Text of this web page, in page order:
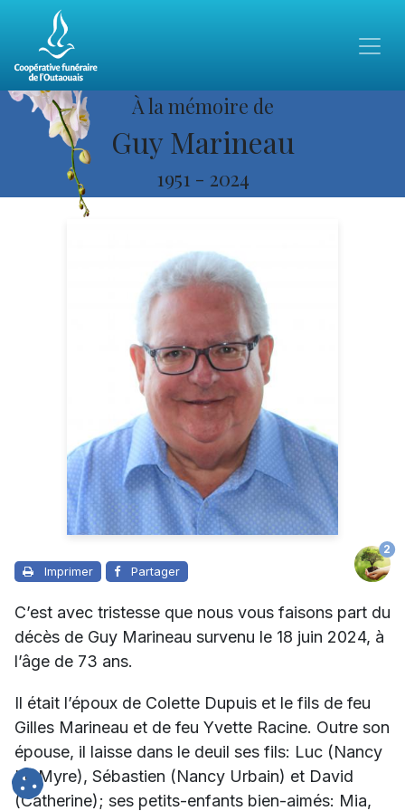
À la mémoire de
Guy Marineau
1951 - 2024
Imprimer Partager
2
C’est avec tristesse que nous vous faisons part du
décès de Guy Marineau survenu le 18 juin 2024, à
l’âge de 73 ans.
Il était l’époux de Colette Dupuis et le fils de feu
Gilles Marineau et de feu Yvette Racine. Outre son
épouse, il laisse dans le deuil ses fils: Luc (Nancy
Le Myre), Sébastien (Nancy Urbain) et David
(Catherine); ses petits-enfants bien-aimés: Mia,